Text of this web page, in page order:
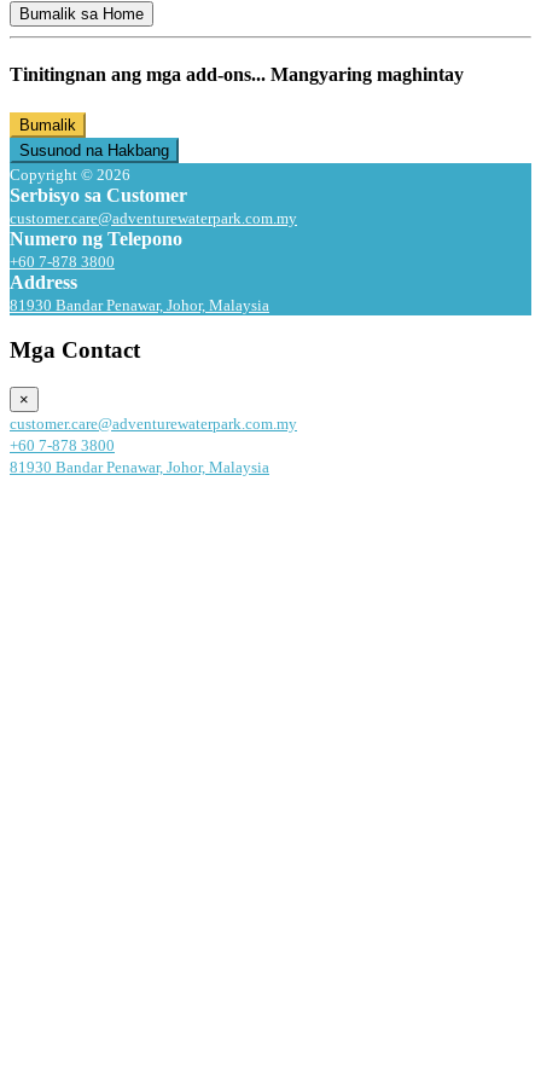
Bumalik sa Home
Tinitingnan ang mga add-ons... Mangyaring maghintay
Bumalik
Susunod na Hakbang
Copyright © 2026
Serbisyo sa Customer
customer.care@adventurewaterpark.com.my
Numero ng Telepono
+60 7-878 3800
Address
81930 Bandar Penawar, Johor, Malaysia
Mga Contact
×
customer.care@adventurewaterpark.com.my
+60 7-878 3800
81930 Bandar Penawar, Johor, Malaysia